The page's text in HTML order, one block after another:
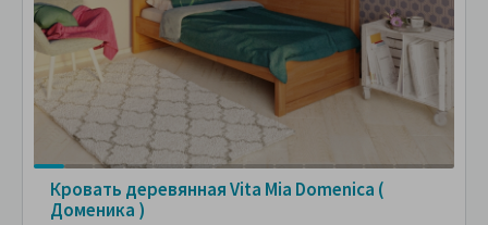
Кровать деревянная Vita Mia Domenica (
Доменика )